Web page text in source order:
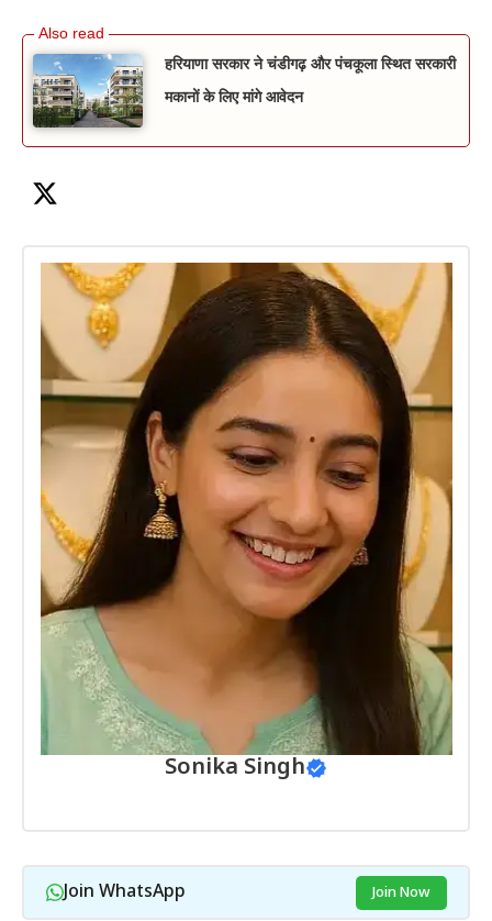
हरियाणा सरकार ने चंडीगढ़ और पंचकूला स्थित सरकारी
मकानों के लिए मांगे आवेदन
Sonika Singh
Join WhatsApp Join Now